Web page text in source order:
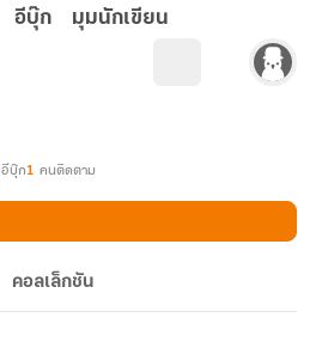
อีบุ๊ก มุมนักเขียน
อีบุ๊ก1 คนติดตาม
คอลเล็กชัน